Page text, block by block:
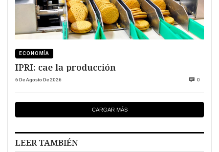
ECONOMÍA
IPRI: cae la producción
6 De Agosto De 2026 0
CARGAR MÁS
LEER TAMBIÉN